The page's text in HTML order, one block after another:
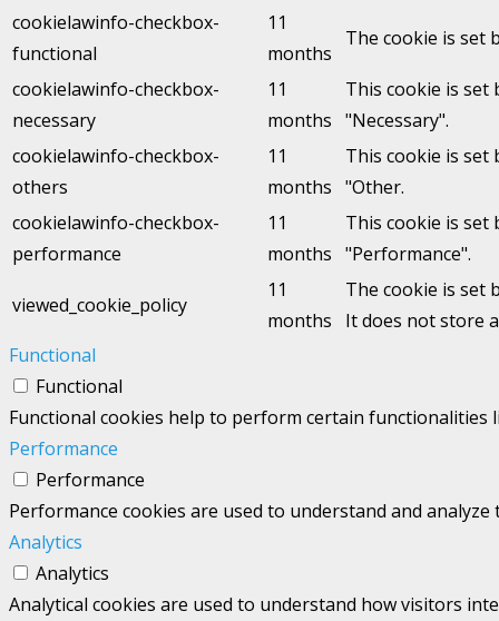
cookielawinfo-checkbox-
functional
11
months
The cookie is set
cookielawinfo-checkbox-
necessary
11
months
This cookie is set
"Necessary".
cookielawinfo-checkbox-
others
11
months
This cookie is set
"Other.
cookielawinfo-checkbox-
performance
11
months
This cookie is set
"Performance".
viewed_cookie_policy
11
months
The cookie is set
It does not store
Functional
Functional
Functional cookies help to perform certain
Performance
Performance
Performance cookies are used to understand and
Analytics
Analytics
Analytical cookies are used to understand how visitors